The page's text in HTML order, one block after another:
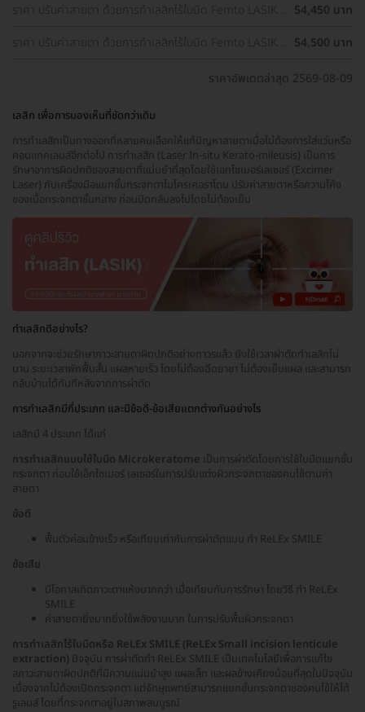
ราคา ปรับค่าสายตา ด้วยการทำเลสิกไร้ใบมีด Femto LASIK 2
54,450 บาท
ราคา ปรับค่าสายตา ด้วยการทำเลสิกไร้ใบมีด Femto LASIK 2
54,500 บาท
ราคาอัพเดตล่าสุด 2569-08-09
เลสิก เพื่อการมองเห็นที่ชัดกว่าเดิม
การทำเลสิกเป็นทางออกที่หลายคนเลือกให้แก้ปัญหาสายตาเมื่อไม่ต้องการใส่แว่นหรือ
คอนแทคเลนส์อีกต่อไป การทำเลสิก (Laser In-situ Kerato-mileusis) เป็นการ
รักษาอาการผิดปกติของสายตาที่แม่นยำที่สุดโดยใช้เอกไซเมอร์เลเซอร์ (Excimer
Laser) กับเครื่องมือแยกชั้นกระจกตาไมโครเคอราโตม ปรับค่าสายตาหรือความโค้ง
ของเนื้อกระจกตาชั้นกลาง ก่อนปิดกลับลงไปโดยไม่ต้องเย็บ
ทำเลสิกดีอย่างไร?
นอกจากจะช่วยรักษาภาวะสายตาผิดปกติอย่างถาวรแล้ว ยังใช้เวลาผ่าตัดทำเลสิกไม่
นาน ระยะเวลาพักฟื้นสั้น แผลหายเร็ว โดยไม่ต้องฉีดยาชา ไม่ต้องเย็บแผล และสามารถ
กลับบ้านได้ทันทีหลังจากการผ่าตัด
การทำเลสิกมีกี่ประเภท และมีข้อดี-ข้อเสียแตกต่างกันอย่างไร
เลสิกมี 4 ประเภท ได้แก่
การทำเลสิกแบบใช้ใบมีด Microkeratome เป็นการผ่าตัดโดยการใช้ใบมีดแยกชั้น
กระจกตา ก่อนใช้เอ็กไซเมอร์ เลเซอร์ในการปรับแต่งผิวกระจกตาของคนไข้ตามค่า
สายตา
ข้อดี
ฟื้นตัวค่อนข้างเร็ว หรือเทียบเท่ากับการผ่าตัดแบบ ทำ ReLEx SMILE
ข้อเสีย
มีโอกาสเกิดภาวะตาแห้งมากกว่า เมื่อเทียบกับการรักษา โดยวิธี ทำ ReLEx
SMILE
ค่าสายตายิ่งมากยิ่งใช้พลังงานมาก ในการปรับพื้นผิวกระจกตา
การทำเลสิกไร้ใบมีดหรือ ReLEx SMILE (ReLEx Small incision lenticule
extraction) ปัจจุบัน การผ่าตัดทำ ReLEx SMILE เป็นเทคโนโลยีเพื่อการแก้ไข
สภาวะสายตาผิดปกติที่มีความแม่นยำสูง แผลเล็ก และผลข้างเคียงน้อยที่สุดในปัจจุบัน
เนื่องจากไม่ต้องเปิดกระจกตา แต่จักษุแพทย์สามารถแยกชั้นกระจกตาของคนไข้ให้ได้
รูเลนส์ โดยที่กระจกตาอยู่ในสภาพสมบูรณ์